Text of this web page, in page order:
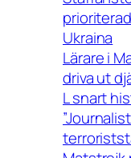
Ukraina
Lärare i
driva ut
L snart